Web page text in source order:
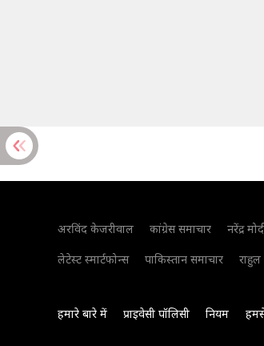
अरविंद केजरीवाल कांग्रेस समाचार नरेंद्र
लेटेस्ट स्मार्टफोन्स
पाकिस्तान समाचार राहुल
हमारे बारे में प्राइवेसी पॉलिसी नियम